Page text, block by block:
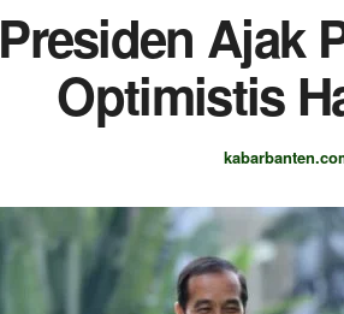
Presiden Ajak
Optimistis